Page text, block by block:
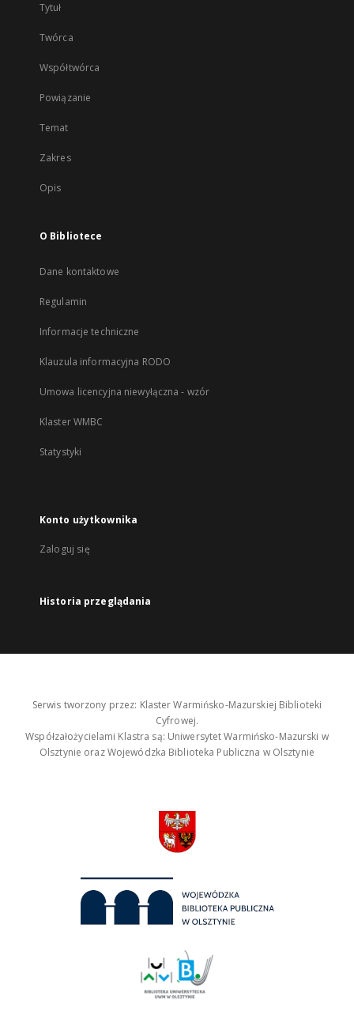
Tytuł
Twórca
Współtwórca
Powiązanie
Temat
Zakres
Opis
O Bibliotece
Dane kontaktowe
Regulamin
Informacje techniczne
Klauzula informacyjna RODO
Umowa licencyjna niewyłączna - wzór
Klaster WMBC
Statystyki
Konto użytkownika
Zaloguj się
Historia przeglądania
Serwis tworzony przez: Klaster Warmińsko-Mazurskiej Biblioteki
Cyfrowej.
Współzałożycielami Klastra są: Uniwersytet Warmińsko-Mazurski w
Olsztynie oraz Wojewódzka Biblioteka Publiczna w Olsztynie